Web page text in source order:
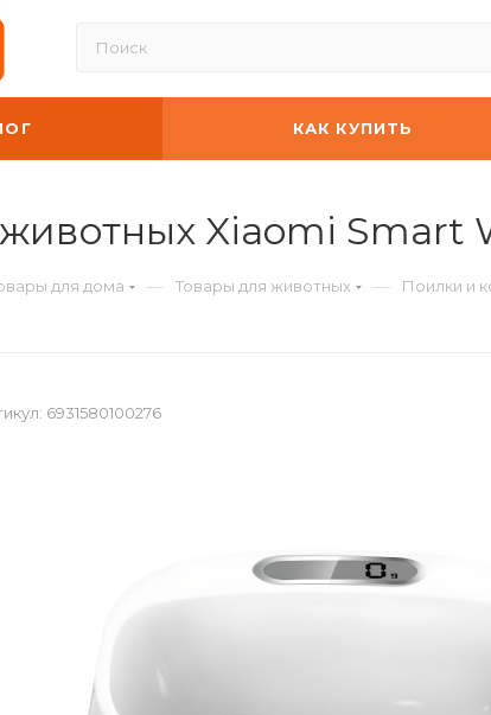
КАК КУПИТЬ
Xiaomi Smart
для дома — Товары для животных — Поилки и
6931580100276